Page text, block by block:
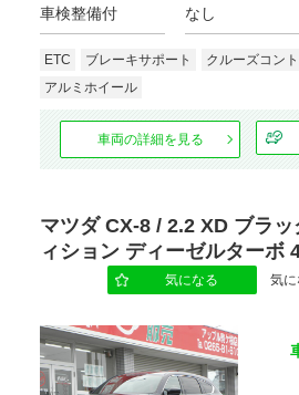
ミッション
駆動方式
ハンドル
スライドドア
エンジン種別
車検整備付
なし
ETC ブレーキサポート クルーズコン
アルミホイール
車両の詳細を見る
マツダ CX-8 / 2.2 XD ブラ
ィション ディーゼルターボ
気になる 気に